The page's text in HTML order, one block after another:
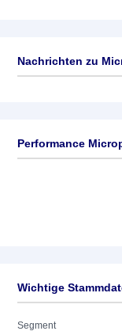
Nachrichten zu
Performance
Wichtige
Segment